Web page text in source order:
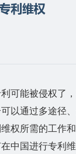
利维权
可能被侵权了
以通过多途径
权所需的工作
中国进行专利